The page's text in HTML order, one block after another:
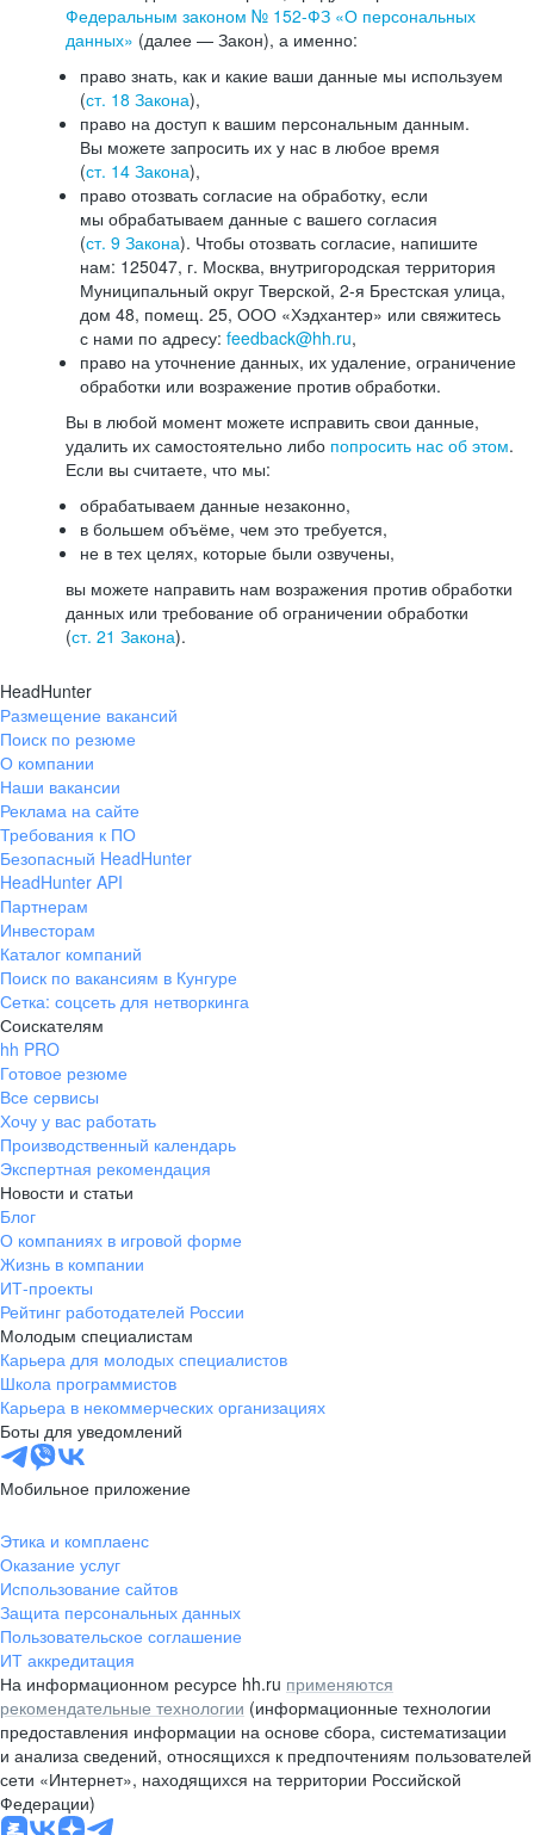
Федеральным законом № 152-ФЗ «О персональных
данных» (далее — Закон), а именно:
право знать, как и какие ваши данные мы используем
(ст. 18 Закона),
право на доступ к вашим персональным данным.
Вы можете запросить их у нас в любое время
(ст. 14 Закона),
право отозвать согласие на обработку, если
мы обрабатываем данные с вашего согласия
(ст. 9 Закона). Чтобы отозвать согласие, напишите
нам: 125047, г. Москва, внутригородская территория
Муниципальный округ Тверской, 2-я Брестская улица,
дом 48, помещ. 25, ООО «Хэдхантер» или свяжитесь
с нами по адресу: feedback@hh.ru,
право на уточнение данных, их удаление, ограничение
обработки или возражение против обработки.
Вы в любой момент можете исправить свои данные,
удалить их самостоятельно либо попросить нас об этом.
Если вы считаете, что мы:
обрабатываем данные незаконно,
в большем объёме, чем это требуется,
не в тех целях, которые были озвучены,
вы можете направить нам возражения против обработки
данных или требование об ограничении обработки
(ст. 21 Закона).
HeadHunter
Размещение вакансий
Поиск по резюме
О компании
Наши вакансии
Реклама на сайте
Требования к ПО
Безопасный HeadHunter
HeadHunter API
Партнерам
Инвесторам
Каталог компаний
Поиск по вакансиям в Кунгуре
Сетка: соцсеть для нетворкинга
Соискателям
hh PRO
Готовое резюме
Все сервисы
Хочу у вас работать
Производственный календарь
Экспертная рекомендация
Новости и статьи
Блог
О компаниях в игровой форме
Жизнь в компании
ИТ-проекты
Рейтинг работодателей России
Молодым специалистам
Карьера для молодых специалистов
Школа программистов
Карьера в некоммерческих организациях
Боты для уведомлений
Мобильное приложение
Этика и комплаенс
Оказание услуг
Использование сайтов
Защита персональных данных
Пользовательское соглашение
ИТ аккредитация
На информационном ресурсе hh.ru применяются
рекомендательные технологии (информационные технологии
предоставления информации на основе сбора, систематизации
и анализа сведений, относящихся к предпочтениям пользователей
сети «Интернет», находящихся на территории Российской
Федерации)